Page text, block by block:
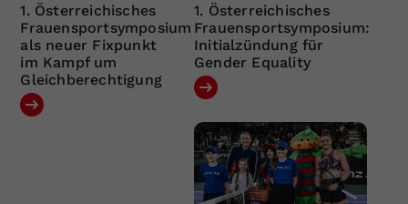
1. Österreichisches
Frauensportsymposium
als neuer Fixpunkt
im Kampf um
Gleichberechtigung
1. Österreichisches
Frauensportsymposium:
Initialzündung für
Gender Equality